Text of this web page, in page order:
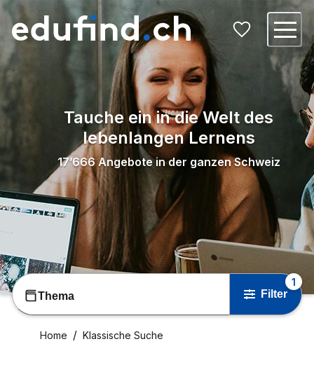
Tauche ein in die Welt des
lebenlangen Lernens
17’666 Angebote in der ganzen Schweiz
Thema Filter
1
Home Klassische Suche